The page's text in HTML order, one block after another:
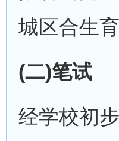
城区合生
(二)笔试
经学校初